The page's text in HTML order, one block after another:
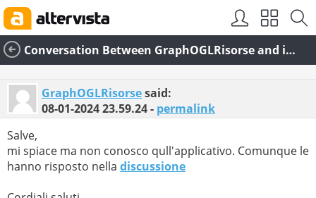
Conversation Between GraphOGLRisorse and ipsseoa
GraphOGLRisorsesaid:
08-01-202423.59.24- permalink
Salve,
mi spiace ma non conosco qull'applicativo. Comunque le
hanno risposto nella discussione